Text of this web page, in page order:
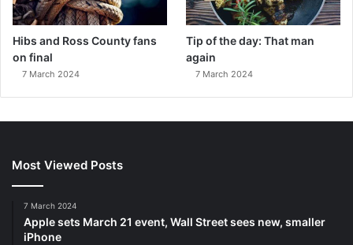
Hibs and Ross County fans
on final
7 March 2024
Tip of the day: That man
again
7 March 2024
Most Viewed Posts
7 March 2024
Apple sets March 21 event, Wall Street sees new, smaller
iPhone